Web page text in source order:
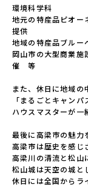
環境科学科
地元の特産品ピオー
提供
地域の特産品ブルー
岡山市の大型商業施
催　等
また、休日に地域の
「まるごとキャンパ
ハウスマスターが一
最後に高梁市の魅力
高梁市は歴史を感じ
高梁川の清流と松山
松山城は天空の城と
休日には全国からラ